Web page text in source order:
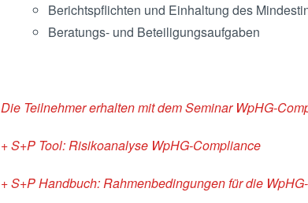
Berichtspflichten und Einhaltung des
Beratungs- und Beteiligungsaufgaben
Die Teilnehmer erhalten mit dem Seminar WpHG-
+ S+P Tool: Risikoanalyse WpHG-Compliance
+ S+P Handbuch: Rahmenbedingungen für die